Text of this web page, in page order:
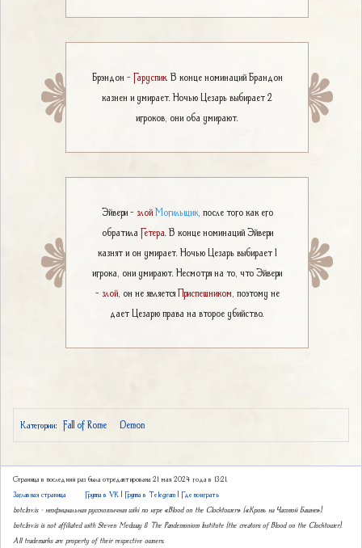
Брэндон - Гаруспик. В конце номинаций Брандон
казнен и умирает. Ночью Цезарь выбирает 2
игроков, они оба умирают.
Эйвери - злой Могильщик, после того как его
обратила Гетера . В конце номинаций Эйвери
казнят и он умирает. Ночью Цезарь выбирает 1
игрока, они умирают. Несмотря на то, что Эйвери
- злой, он не являетсяПриспешником, поэтому не
дает Цезарю права на второе убийство.
Категории: Fall of Rome Demon
Страница в последний раз была отредактирована 21 мая 2024 года в 13:21.
Заглавная страница
Группа в VK Группа в Telegram Где поиграть
botc.1nv.is – неофициальная русскоязычная wiki по игре «Blood on the Clocktower» («Кровь на Часовой Башне»).
botc.1nv.is is not affiliated with Steven Medway & The Pandemonium Institute (the creators of Blood on the Clocktower).
All trademarks are property of their respective owners.